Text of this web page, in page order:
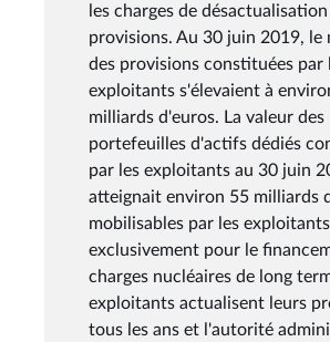
les charges de désactualisation
provisions. Au 30 juin 2019, le
des provisions constituées par
exploitants s'élevaient à
milliards d'euros. La valeur des
portefeuilles d'actifs dédiés
par les exploitants au 30 juin
atteignait environ 55 milliards
mobilisables par les exploitants
exclusivement pour le
charges nucléaires de long
exploitants actualisent leurs
tous les ans et l'autorité